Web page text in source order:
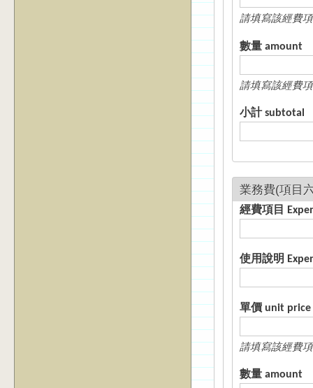
請填寫該經費
數量 amount
請填寫該經費
小計 subtotal
經費項
使用說明
單價 unit price
請填寫該經費
數量 amount